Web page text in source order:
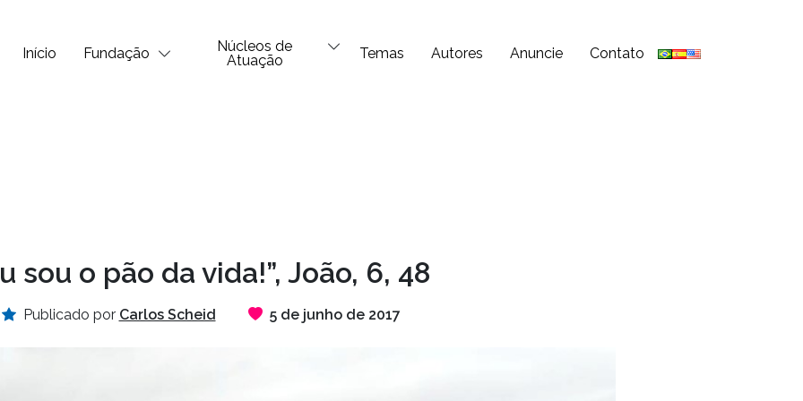
Início Fundação
Núcleos de
Atuação
Temas Autores Anuncie Contato
sou o pão da vida!”, João, 6, 48
Publicado por Carlos Scheid 5 de junho de 2017